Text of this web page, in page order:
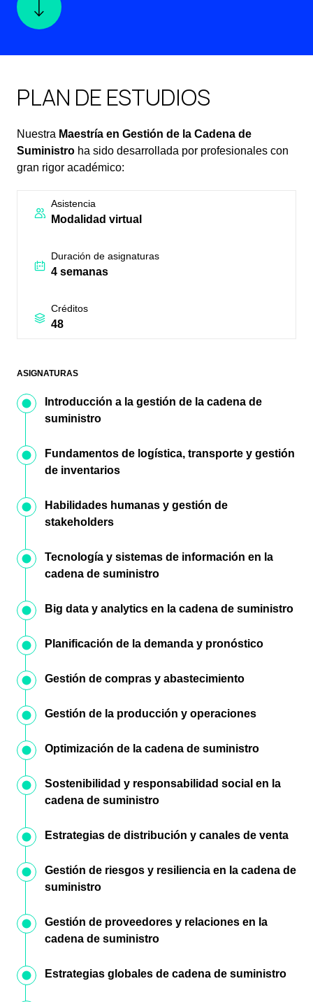
PLAN DE ESTUDIOS
Nuestra Maestría en Gestión de la Cadena de
Suministro ha sido desarrollada por profesionales con
gran rigor académico:
Asistencia
Modalidad virtual
Duración de asignaturas
4 semanas
Créditos
48
ASIGNATURAS
Introducción a la gestión de la cadena de
suministro
Fundamentos de logística, transporte y gestión
de inventarios
Habilidades humanas y gestión de
stakeholders
Tecnología y sistemas de información en la
cadena de suministro
Big data y analytics en la cadena de suministro
Planificación de la demanda y pronóstico
Gestión de compras y abastecimiento
Gestión de la producción y operaciones
Optimización de la cadena de suministro
Sostenibilidad y responsabilidad social en la
cadena de suministro
Estrategias de distribución y canales de venta
Gestión de riesgos y resiliencia en la cadena de
suministro
Gestión de proveedores y relaciones en la
cadena de suministro
Estrategias globales de cadena de suministro